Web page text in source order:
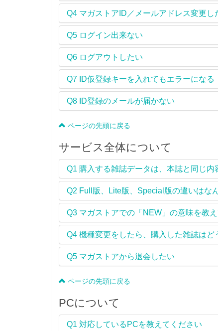
Q4 マガストアID／メールアドレス変更し
Q5 ログイン出来ない
Q6 ログアウトしたい
Q7 ID仮登録キーを入れてもエラーになる
Q8 ID登録のメールが届かない
ページの先頭に戻る
サービス全体について
Q1 購入する雑誌データは、本誌と同じ内
Q2 Full版、Lite版、Special版の違いはな
Q3 マガストアでの「NEW」の意味を教
Q4 機種変更をしたら、購入した雑誌はど
Q5 マガストアから退会したい
ページの先頭に戻る
PCについて
Q1 対応しているPCを教えてください